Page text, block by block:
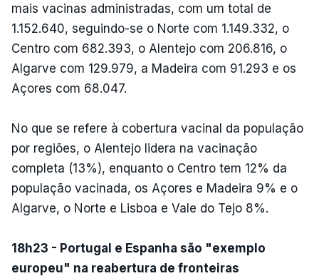
mais vacinas administradas, com um total de
1.152.640, seguindo-se o Norte com 1.149.332, o
Centro com 682.393, o Alentejo com 206.816, o
Algarve com 129.979, a Madeira com 91.293 e os
Açores com 68.047.
No que se refere à cobertura vacinal da população
por regiões, o Alentejo lidera na vacinação
completa (13%), enquanto o Centro tem 12% da
população vacinada, os Açores e Madeira 9% e o
Algarve, o Norte e Lisboa e Vale do Tejo 8%.
18h23 - Portugal e Espanha são "exemplo
europeu" na reabertura de fronteiras